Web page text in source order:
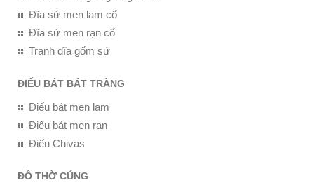
Đĩa sứ men lam cổ
Đĩa sứ men rạn cổ
Tranh đĩa gốm sứ
ĐIẾU BÁT BÁT TRÀNG
Điếu bát men lam
Điếu bát men rạn
Điếu Chivas
ĐỒ THỜ CÚNG